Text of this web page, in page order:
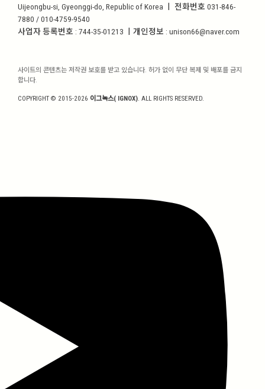
Uijeongbu-si, Gyeonggi-do, Republic of Korea ㅣ 전화번호 031-846-
7880 / 010-4759-9540
사업자 등록번호 : 744-35-01213 ㅣ개인정보 : unison66@naver.com
사이트의 콘텐츠는 저작권 보호를 받고 있습니다. 허가 없이 무단 복제 및 배포를 금지
합니다.
COPYRIGHT © 2015-2026 이그녹스( IGNOX). ALL RIGHTS RESERVED.